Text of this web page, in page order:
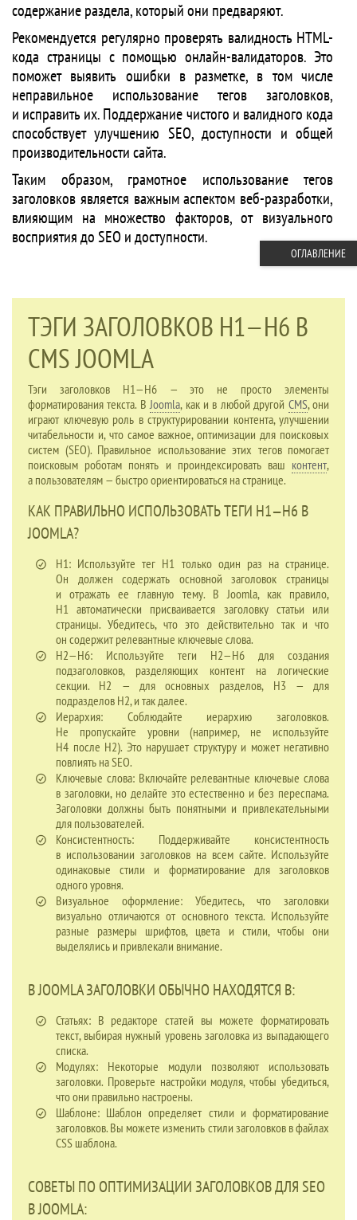
содержание раздела, который они предваряют.
Рекомендуется регулярно проверять валидность HTML-
кода страницы с помощью онлайн-валидаторов. Это
поможет выявить ошибки в разметке, в том числе
неправильное использование тегов заголовков,
и исправить их. Поддержание чистого и валидного кода
способствует улучшению SEO, доступности и общей
производительности сайта.
Таким образом, грамотное использование тегов
заголовков является важным аспектом веб-разработки,
влияющим на множество факторов, от визуального
восприятия до SEO и доступности.
ТЭГИ ЗАГОЛОВКОВ H1—H6 В
CMS JOOMLA
Тэги заголовков H1—H6 — это не просто элементы
форматирования текста. ВJoomla, как и в любой другой CMS, они
играют ключевую роль в структурировании контента, улучшении
читабельности и, что самое важное, оптимизации для поисковых
систем (SEO). Правильное использование этих тегов помогает
поисковым роботам понять и проиндексировать ваш контент,
а пользователям — быстро ориентироваться на странице.
КАК ПРАВИЛЬНО ИСПОЛЬЗОВАТЬ ТЕГИ H1—H6 В
JOOMLA?
H1: Используйте тег H1 только один раз на странице.
Он должен содержать основной заголовок страницы
и отражать ее главную тему. В Joomla, как правило,
H1 автоматически присваивается заголовку статьи или
страницы. Убедитесь, что это действительно так и что
он содержит релевантные ключевые слова.
H2—H6: Используйте теги H2—H6 для создания
подзаголовков, разделяющих контент на логические
секции. H2 — для основных разделов, H3 — для
подразделов H2, и так далее.
Иерархия: Соблюдайте иерархию заголовков.
Не пропускайте уровни (например, не используйте
H4 после H2). Это нарушает структуру и может негативно
повлиять на SEO.
Ключевые слова: Включайте релевантные ключевые слова
в заголовки, но делайте это естественно и без переспама.
Заголовки должны быть понятными и привлекательными
для пользователей.
Консистентность: Поддерживайте консистентность
в использовании заголовков на всем сайте. Используйте
одинаковые стили и форматирование для заголовков
одного уровня.
Визуальное оформление: Убедитесь, что заголовки
визуально отличаются от основного текста. Используйте
разные размеры шрифтов, цвета и стили, чтобы они
выделялись и привлекали внимание.
В JOOMLA ЗАГОЛОВКИ ОБЫЧНО НАХОДЯТСЯ В:
Статьях: В редакторе статей вы можете форматировать
текст, выбирая нужный уровень заголовка из выпадающего
списка.
Модулях: Некоторые модули позволяют использовать
заголовки. Проверьте настройки модуля, чтобы убедиться,
что они правильно настроены.
Шаблоне: Шаблон определяет стили и форматирование
заголовков. Вы можете изменить стили заголовков в файлах
CSS шаблона.
СОВЕТЫ ПО ОПТИМИЗАЦИИ ЗАГОЛОВКОВ ДЛЯ SEO
В JOOMLA:
ОГЛАВЛЕНИЕ